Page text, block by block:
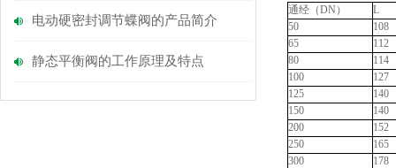
电动硬密封调节蝶阀的产品简介
静态平衡阀的工作原理及特点
通经（DN）
L
50
108
65
112
80
114
100
127
125
140
150
140
200
152
250
165
300
178